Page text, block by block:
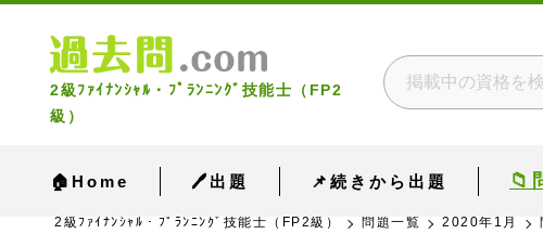
2級ﾌｧｲﾅﾝｼｬﾙ・ﾌﾟﾗﾝﾆﾝｸﾞ技能士（FP2
級）
🏠Home 🖊出題 📌続きから出題 📁
2級ﾌｧｲﾅﾝｼｬﾙ・ﾌﾟﾗﾝﾆﾝｸﾞ技能士（FP2級） 問題一覧 2020年1月